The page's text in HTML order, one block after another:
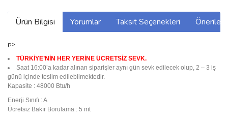
Ürün Bilgisi Yorumlar Taksit Seçenekleri
p>
TÜRKİYE’NİN HER YERİNE ÜCRETSİZ SEVK.
Saat 16:00’a kadar alınan siparişler aynı gün sevk edilecek olup, 2 – 3 iş
günü içinde teslim edilebilmektedir.
Kapasite : 48000 Btu/h
Enerji Sınıfı : A
Ücretsiz Bakır Borulama : 5 mt